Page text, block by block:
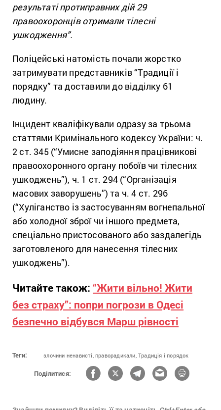
результаті протиправних дій 29
правоохоронців отримали тілесні
ушкодження”.
Поліцейські натомість почали жорстко
затримувати представників “Традиції і
порядку” та доставили до відділку 61
людину.
Інцидент кваліфікували одразу за трьома
статтями Кримінального кодексу України: ч.
2 ст. 345 (“Умисне заподіяння працівникові
правоохоронного органу побоїв чи тілесних
ушкоджень”), ч. 1 ст. 294 (“Організація
масових заворушень”) та ч. 4 ст. 296
(“Хуліганство із застосуванням вогнепальної
або холодної зброї чи іншого предмета,
спеціально пристосованого або заздалегідь
заготовленого для нанесення тілесних
ушкоджень”).
Читайте також: “Жити вільно! Жити
без страху”: попри погрози в Одесі
безпечно відбувся Марш рівності
Теги: злочини ненависті, праворадикали, Традиція і порядок
Поділитися: